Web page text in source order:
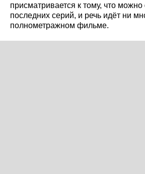
присматривается к тому, что можно
последних серий, и речь идёт ни
полнометражном фильме.